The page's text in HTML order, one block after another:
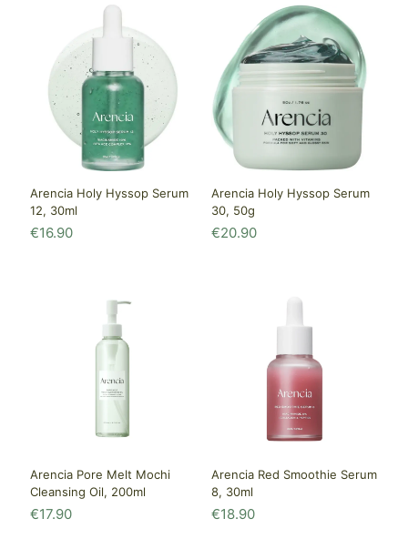
Arencia Holy Hyssop Serum
12, 30ml
€16.90
Arencia Holy Hyssop Serum
30, 50g
€20.90
Arencia Pore Melt Mochi
Cleansing Oil, 200ml
€17.90
Arencia Red Smoothie Serum
8, 30ml
€18.90